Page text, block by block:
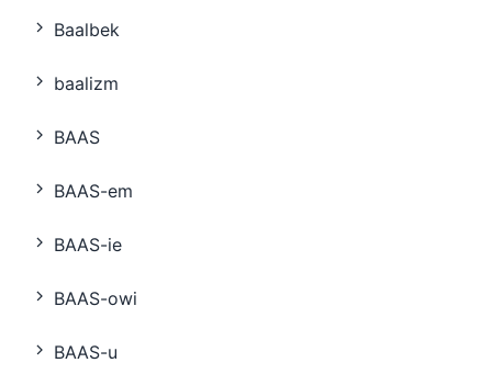
Baalbek
baalizm
BAAS
BAAS-em
BAAS-ie
BAAS-owi
BAAS-u